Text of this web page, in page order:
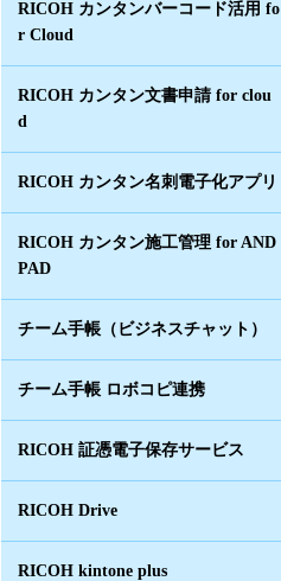
RICOH カンタンバーコード活用 fo
r Cloud
RICOH カンタン文書申請 for clou
d
RICOH カンタン名刺電子化アプリ
RICOH カンタン施工管理 for AND
PAD
チーム手帳（ビジネスチャット）
チーム手帳 ロボコピ連携
RICOH 証憑電子保存サービス
RICOH Drive
RICOH kintone plus